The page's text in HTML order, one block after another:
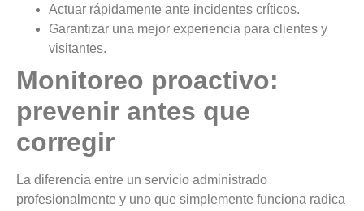
Actuar rápidamente ante incidentes críticos.
Garantizar una mejor experiencia para clientes y
visitantes.
Monitoreo proactivo:
prevenir antes que
corregir
La diferencia entre un servicio administrado
profesionalmente y uno que simplemente funciona radica